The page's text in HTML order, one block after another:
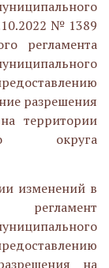
№ 1389
регламента
разрешения
территории
округа
изменений в
на